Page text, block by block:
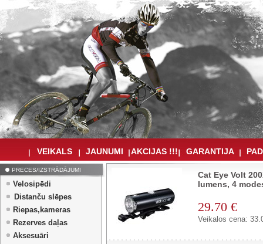
VEIKALS JAUNUMI AKCIJAS !!! GARANTIJA
PRECES/IZSTRĀDĀJUMI
Velosipēdi
Distanču slēpes
Riepas,kameras
Rezerves daļas
Aksesuāri
Cat Eye Volt
lumens, 4
29.70 €
Veikalos cena: